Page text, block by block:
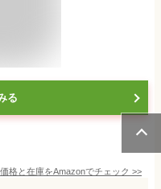
る
価格と在庫をAmazonでチェック >>